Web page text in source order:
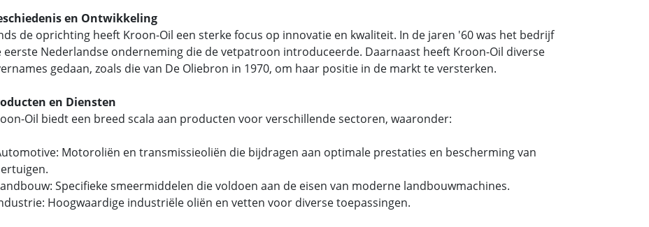
en Ontwikkeling
de oprichting heeft Kroon-Oil een sterke focus op innovatie en kwaliteit. In de jaren '60 was het bedrijf
eerste Nederlandse onderneming die de vetpatroon introduceerde. Daarnaast heeft Kroon-Oil diverse
gedaan, zoals die van De Oliebron in 1970, om haar positie in de markt te versterken.
en Diensten
Oil biedt een breed scala aan producten voor verschillende sectoren, waaronder:
Motoroliën en transmissieoliën die bijdragen aan optimale prestaties en bescherming van
Specifieke smeermiddelen die voldoen aan de eisen van moderne landbouwmachines.
Hoogwaardige industriële oliën en vetten voor diverse toepassingen.